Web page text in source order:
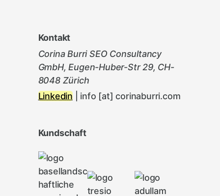
Kontakt
Corina Burri SEO Consultancy
GmbH, Eugen-Huber-Str 29, CH-
8048 Zürich
Linkedin | info [at] corinaburri.com
Kundschaft